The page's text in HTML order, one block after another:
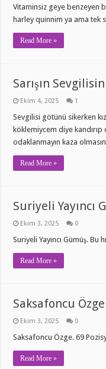
Vitaminsiz geye benzeyen
harley quinnim ya ama tek
Read More »
Sarışın
Ekim 4, 2025 1
Sevgilisi götünü sikerken
köklemiycem diye
odaklanmayın kaza olmasın
Read More »
Suriyeli Yayıncı
Ekim 3, 2025 0
Suriyeli Yayıncı Gümüş.
Read More »
Saksafoncu Özge
Ekim 3, 2025 0
Saksafoncu Özge. 69
Read More »